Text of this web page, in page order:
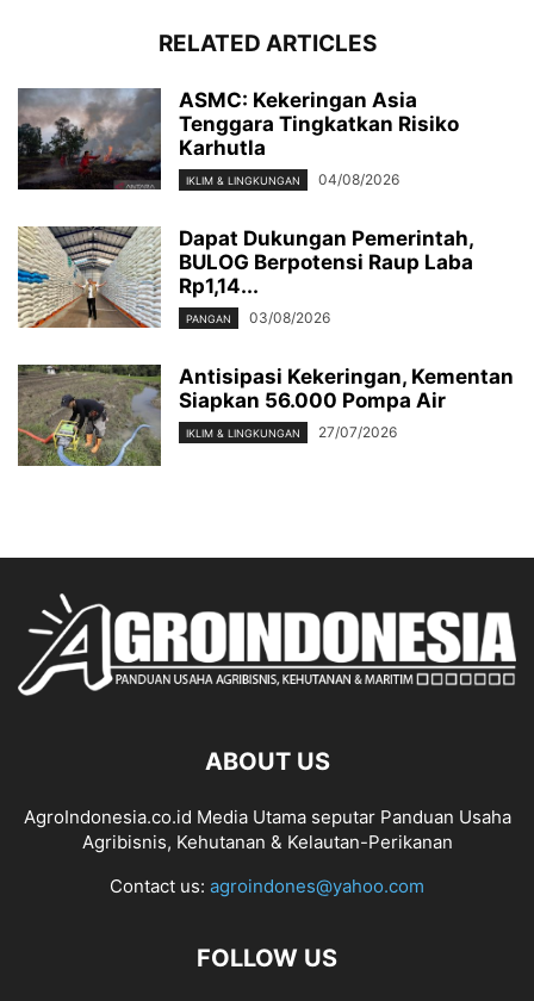
RELATED ARTICLES
ASMC: Kekeringan Asia
Tenggara Tingkatkan Risiko
Karhutla
IKLIM & LINGKUNGAN 04/08/2026
Dapat Dukungan Pemerintah,
BULOG Berpotensi Raup Laba
Rp1,14...
PANGAN 03/08/2026
Antisipasi Kekeringan, Kementan
Siapkan 56.000 Pompa Air
IKLIM & LINGKUNGAN 27/07/2026
ABOUT US
AgroIndonesia.co.id Media Utama seputar Panduan Usaha
Agribisnis, Kehutanan & Kelautan-Perikanan
Contact us: agroindones@yahoo.com
FOLLOW US